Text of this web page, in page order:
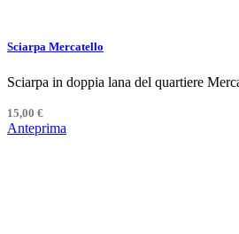
Sciarpa Mercatello
Sciarpa in doppia lana del quartiere
15,00 €
Anteprima